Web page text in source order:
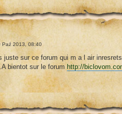
Paź 2013, 08:40
juste sur ce forum qui m a l air
bientot sur le forumhttp://